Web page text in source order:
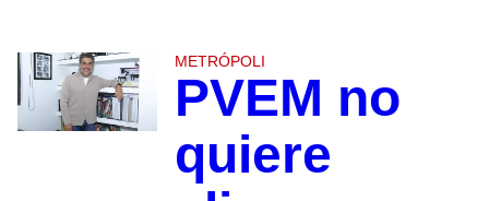
METRÓPOLI
PVEM no
quiere